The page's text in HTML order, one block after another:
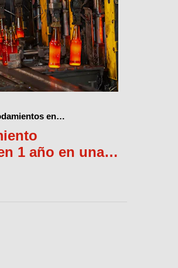
en
lubricación para altas
1 año en una